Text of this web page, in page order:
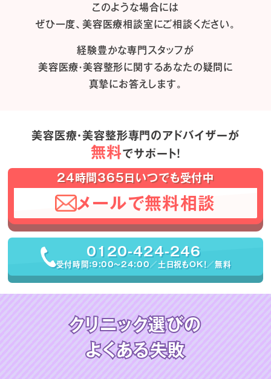
このような場合には
ぜひ一度、美容医療相談室にご相談ください。
経験豊かな専門スタッフが
美容医療・美容整形に関するあなたの疑問に
真摯にお答えします。
美容医療・美容整形専門のアドバイザーが
無料でサポート！
24時間365日いつでも受付中
メールで無料相談
0120-424-246
受付時間：9:00〜24:00／土日祝もOK！／無料
クリニック選びの
よくある失敗